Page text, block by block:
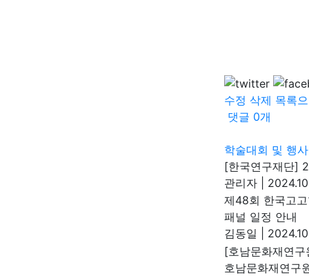
수정 삭제 목록
댓글 0개
학술대회 및 행사
[한국연구재단]
관리자
제48회 한국고
패널 일정 안내
김동일
[호남문화재연
호남문화재연구